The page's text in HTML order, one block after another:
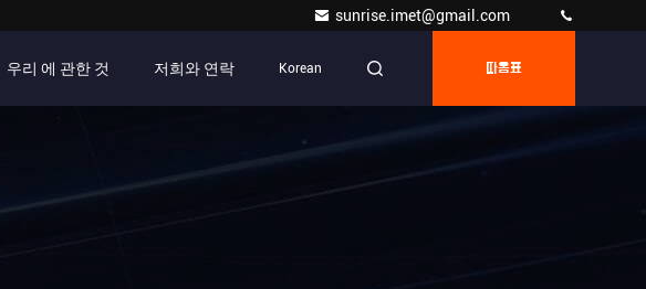
sunrise.imet@gmail.com
우리 에 관한 것 저희와 연락 Korean 따옴표